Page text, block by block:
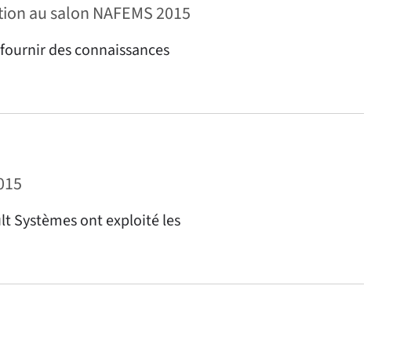
au salon NAFEMS 2015
des connaissances
Systèmes ont exploité les